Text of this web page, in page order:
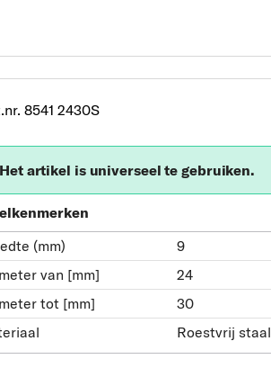
8541 2430S
Het artikel is universeel te gebruiken.
(mm)
9
van [mm]
24
tot [mm]
30
Roestvrij staal